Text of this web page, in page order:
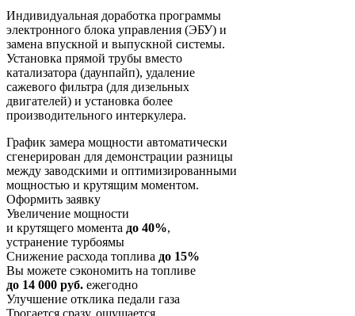
Индивидуальная доработка программы
электронного блока управления (ЭБУ) и
замена впускной и выпускной системы.
Установка прямой трубы вместо
катализатора (даунпайп), удаление
сажевого фильтра (для дизельных
двигателей) и установка более
производительного интеркулера.
График замера мощности автоматически
сгенерирован для демонстрации разницы
между заводскими и оптимизированными
мощностью и крутящим моментом.
Оформить заявку
Увеличение мощности
и крутящего момента до 40%,
устранение турбоямы
Снижение расхода топлива до 15%
Вы можете сэкономить на топливе
до 14 000 руб. ежегодно
Улучшение отклика педали газа
Трогается сразу, ощущается